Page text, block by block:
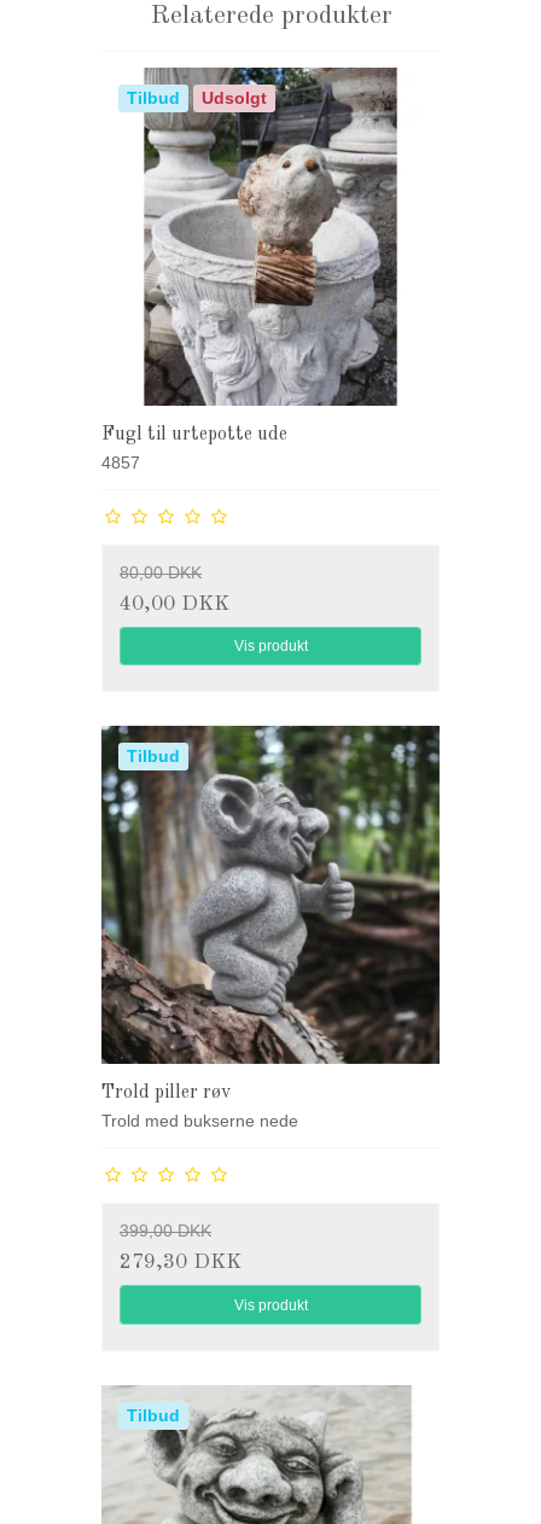
Relaterede produkter
Tilbud Udsolgt
Fugl til urtepotte ude
4857
80,00 DKK
40,00 DKK
Vis produkt
Tilbud
Trold piller røv
Trold med bukserne nede
399,00 DKK
279,30 DKK
Vis produkt
Tilbud